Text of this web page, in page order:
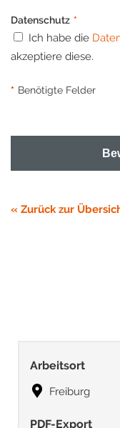
Datenschutz *
Ich habe die
akzeptiere diese.
* Benötigte Felder
« Zurück zur
Arbeitsort
Freiburg
PDF-Export